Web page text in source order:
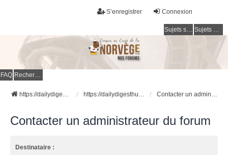
Connexion
S’enregistrer
Sujets sans réponse Sujets actifs
FAQ Rechercher
https://dailydigesthub.com https://dailydigesthub.com Contacter un administrateur du forum
Contacter un administrateur du forum
Destinataire :